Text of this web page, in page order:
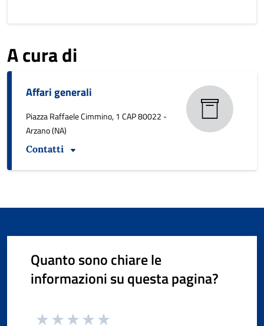
A cura di
Affari generali
Piazza Raffaele Cimmino, 1 CAP 80022 -
Arzano (NA)
Contatti
Quanto sono chiare le
informazioni su questa pagina?